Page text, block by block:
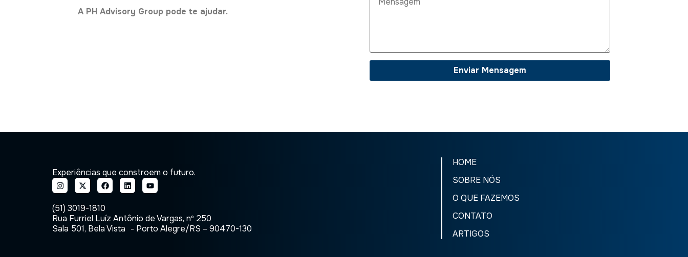
A PH Advisory Group pode te ajudar.
Experiências que constroem o futuro.
(51) 3019-1810
Rua Furriel Luíz Antônio de Vargas, nº 250
Sala 501, Bela Vista - Porto Alegre/RS – 90470-130
HOME
SOBRE NÓS
O QUE FAZEMOS
CONTATO
ARTIGOS